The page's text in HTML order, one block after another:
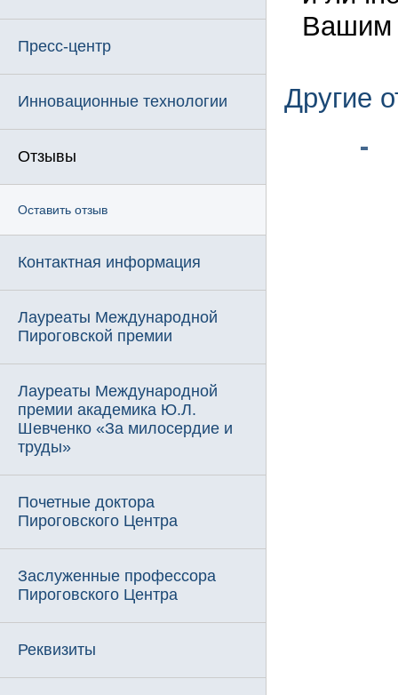
Пресс-центр
Инновационные технологии
Отзывы
Оставить отзыв
Контактная информация
Лауреаты Международной
Пироговской премии
Лауреаты Международной
премии академика Ю.Л.
Шевченко «За милосердие и
труды»
Почетные доктора
Пироговского Центра
Заслуженные профессора
Пироговского Центра
Реквизиты
Вашим
Другие